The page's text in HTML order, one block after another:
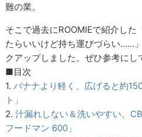
難の業。
そこで過去にROOMIEで紹介し
たらいいけど持ち運びづらい……
クアップしました。ぜひ参考にし
■目次
1.バナナより軽く、広げると約
ト」
2.汁漏れしない＆洗いやすい。
フードマン 600」